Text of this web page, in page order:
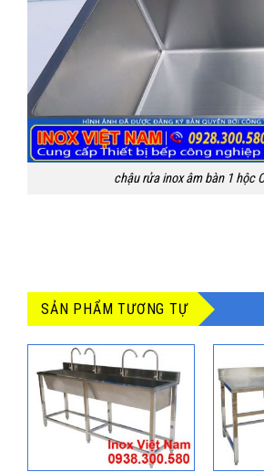
chậu rửa inox âm bàn 1 hộc
SẢN PHẨM TƯƠNG TỰ